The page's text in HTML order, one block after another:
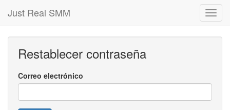
Just Real SMM
Restablecer contraseña
Correo electrónico